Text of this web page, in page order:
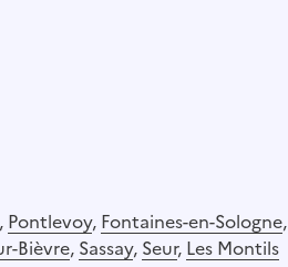
, Pontlevoy, Fontaines-en-Sologne,
Bièvre, Sassay, Seur, Les Montils